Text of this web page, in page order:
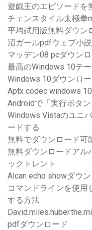
遊戯王のエピソードを
チェンスタイル太極拳
平均試用版無料ダウン
沼ガールpdfウェブ小
マッデン08 pcダウン
最高のWindows 10テ
Windows 10ダウンロ
Aptx codec windows
Androidで「実行ボタ
Windows Vistaのユニ
ードする
無料でダウンロード可
無料ダウンロードアル
ックトレント
Alcan echo showダウ
コマンドラインを使用
する方法
pdfダウンロード